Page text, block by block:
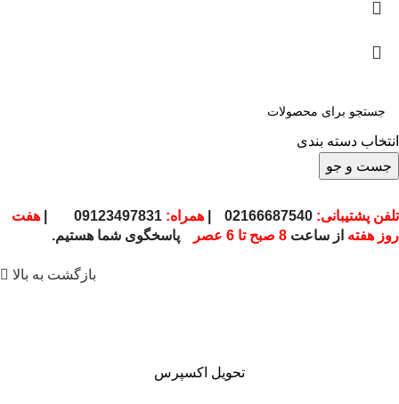
انتخاب دسته بندی
جست و جو
تلفن پشتیبانی: همراه:
هفت
روز هفته از ساعت 8 صبح تا 6 عصر پاسخگوی شما هستیم.
بازگشت به بالا
تحویل اکسپرس